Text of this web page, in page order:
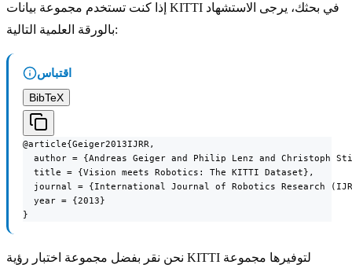
إذا كنت تستخدم مجموعة بيانات KITTI في بحثك، يرجى الاستشهاد
بالورقة العلمية التالية:
اقتباس
BibTeX
@article{Geiger2013IJRR,
author = {Andreas Geiger and Philip Lenz and Christoph
  title = {Vision meets Robotics: The KITTI Dataset},
journal = {International Journal of Robotics Research
  year = {2013}
}
نحن نقر بفضل مجموعة اختبار رؤية KITTI لتوفيرها مجموعة